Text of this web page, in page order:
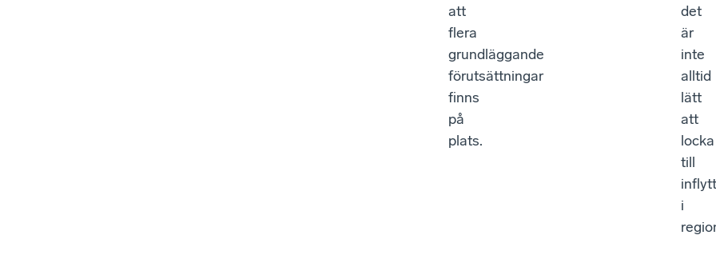
att
flera
grundläggande
förutsättningar
finns
på
plats.
det
är
inte
alltid
lätt
att
locka
till
inflytt
i